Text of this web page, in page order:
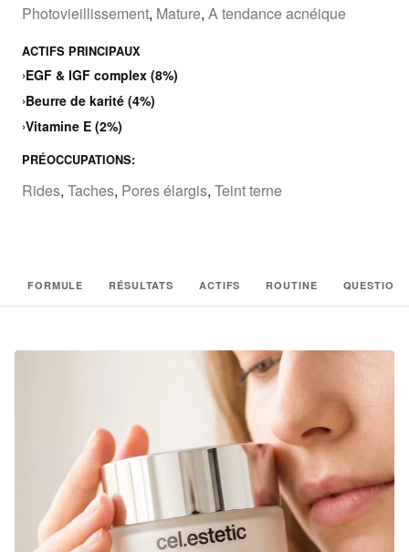
Photovieillissement, Mature, A tendance acnéique
ACTIFS PRINCIPAUX
›EGF & IGF complex (8%)
›Beurre de karité (4%)
›Vitamine E (2%)
PRÉOCCUPATIONS:
Rides, Taches, Pores élargis, Teint terne
FORMULE RÉSULTATS ACTIFS ROUTINE